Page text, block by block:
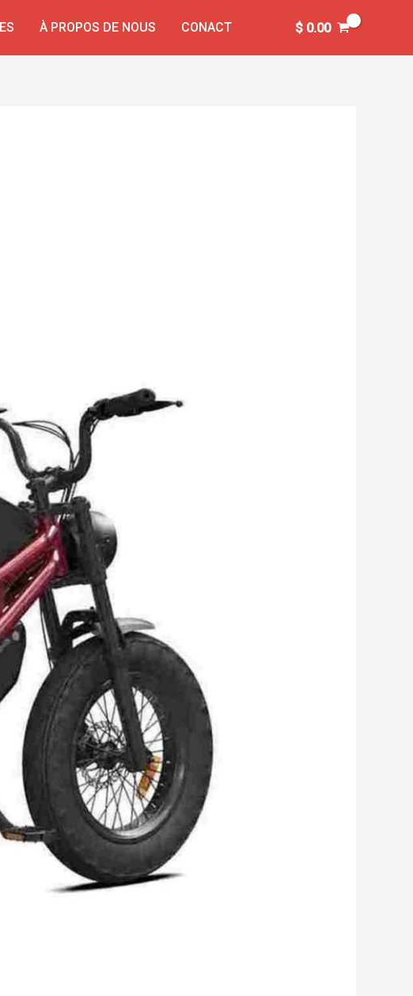
À PROPOS DE NOUS CONACT $0.00